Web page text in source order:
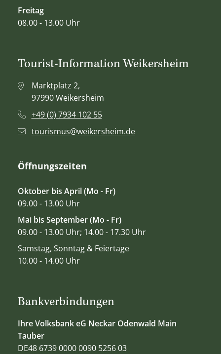
Freitag
08.00 - 13.00 Uhr
Bankverbindungen
Ihre Volksbank eG Neckar Odenwald Main
Tauber
DE48 6739 0000 0090 5256 03
Tourist-Information Weikersheim
Marktplatz 2,
97990 Weikersheim
+49 (0) 7934 102 55
tourismus@weikersheim.de
Öffnungszeiten
Oktober bis April (Mo - Fr)
09.00 - 13.00 Uhr
Mai bis September (Mo - Fr)
09.00 - 13.00 Uhr; 14.00 - 17.30 Uhr
Samstag, Sonntag & Feiertage
10.00 - 14.00 Uhr